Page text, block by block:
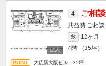
4 ご相談
ご相談
敷 12ヶ月
4階 （35坪）
大広新大阪ビル 35坪